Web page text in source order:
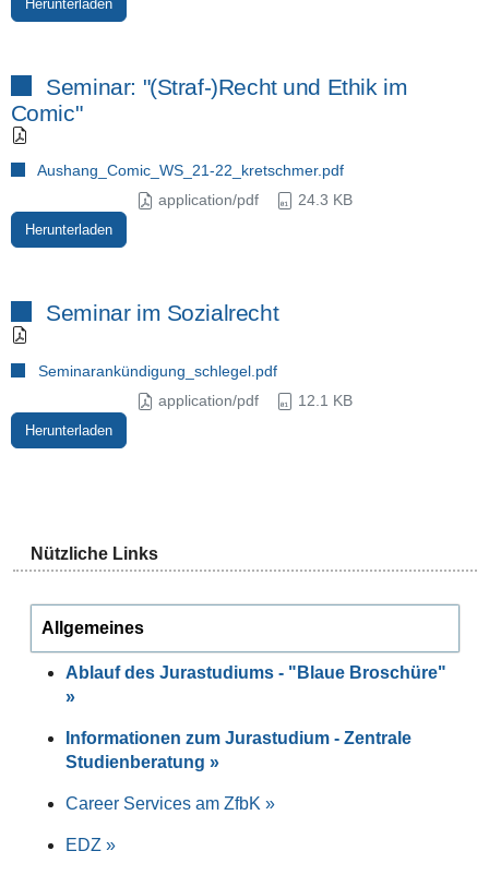
Herunterladen
Seminar: "(Straf-)Recht und Ethik im
Comic"
Aushang_Comic_WS_21-22_kretschmer.pdf
application/pdf
24.3 KB
Herunterladen
Seminar im Sozialrecht
Seminarankündigung_schlegel.pdf
application/pdf
12.1 KB
Herunterladen
Nützliche Links
Allgemeines
Ablauf des Jurastudiums - "Blaue Broschüre"
»
Informationen zum Jurastudium - Zentrale
Studienberatung »
Career Services am ZfbK »
EDZ »